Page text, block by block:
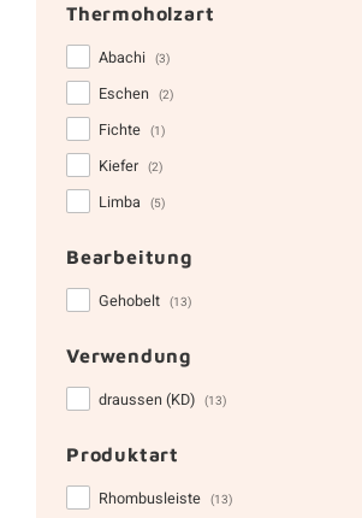
Thermoholzart
Abachi (3)
Eschen (2)
Fichte (1)
Kiefer (2)
Limba (5)
Bearbeitung
Gehobelt (13)
Verwendung
draussen (KD) (13)
Produktart
Rhombusleiste (13)